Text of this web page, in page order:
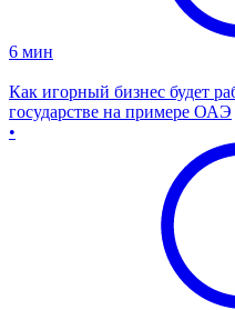
6 мин
Как игорный бизнес будет
государстве на примере ОАЭ
•